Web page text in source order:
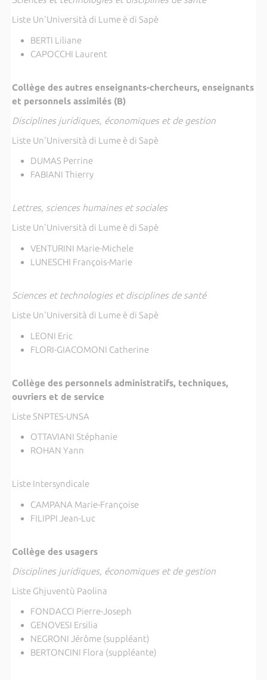
Liste Un'Università di Lume è di Sapè
BERTI Liliane
CAPOCCHI Laurent
Collège des autres enseignants-chercheurs, enseignants
et personnels assimilés (B)
Disciplines juridiques, économiques et de gestion
Liste Un'Università di Lume è di Sapè
DUMAS Perrine
FABIANI Thierry
Lettres, sciences humaines et sociales
Liste Un'Università di Lume è di Sapè
VENTURINI Marie-Michele
LUNESCHI François-Marie
Sciences et technologies et disciplines de santé
Liste Un'Università di Lume è di Sapè
LEONI Eric
FLORI-GIACOMONI Catherine
Collège des personnels administratifs, techniques,
ouvriers et de service
Liste SNPTES-UNSA
OTTAVIANI Stéphanie
ROHAN Yann
Liste Intersyndicale
CAMPANA Marie-Françoise
FILIPPI Jean-Luc
Collège des usagers
Disciplines juridiques, économiques et de gestion
Liste Ghjuventù Paolina
FONDACCI Pierre-Joseph
GENOVESI Ersilia
NEGRONI Jérôme (suppléant)
BERTONCINI Flora (suppléante)